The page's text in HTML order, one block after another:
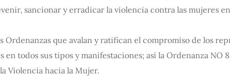
sancionar y erradicar la violencia contra las mujeres
Ordenanzas que avalan y ratifican el compromiso de los
todos sus tipos y manifestaciones; así la Ordenanza NO
Violencia hacia la Mujer.